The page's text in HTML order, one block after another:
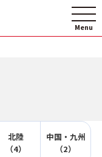
北陸
（4）
中国・九州
（2）